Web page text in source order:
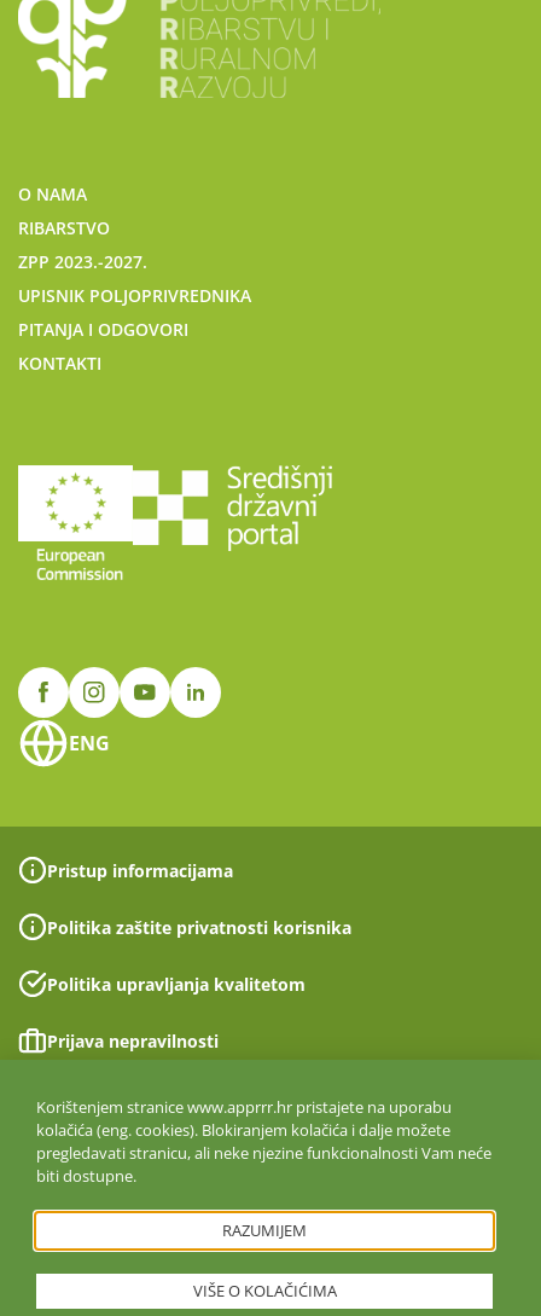
O NAMA
RIBARSTVO
ZPP 2023.-2027.
UPISNIK POLJOPRIVREDNIKA
PITANJA I ODGOVORI
KONTAKTI
ENG
Pristup informacijama
Politika zaštite privatnosti korisnika
Politika upravljanja kvalitetom
Prijava nepravilnosti
Izjava o pristupačnosti
Politika informacijske sigurnosti
ISO 27001:2022
Copyright © 2026. Agencija za plaćanja u poljoprivredi, ribarstvu i
Korištenjem stranice www.apprrr.hr pristajete na uporabu
kolačića (eng. cookies). Blokiranjem kolačića i dalje možete
pregledavati stranicu, ali neke njezine funkcionalnosti Vam neće
biti dostupne.
RAZUMIJEM
VIŠE O KOLAČIĆIMA